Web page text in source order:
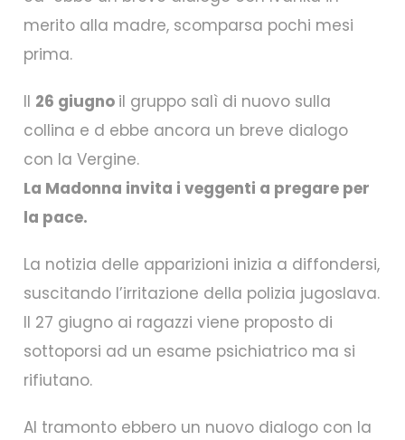
merito alla madre, scomparsa pochi mesi
prima.
Il 26 giugno il gruppo salì di nuovo sulla
collina e d ebbe ancora un breve dialogo
con la Vergine.
La Madonna invita i veggenti a pregare per
la pace.
La notizia delle apparizioni inizia a diffondersi,
suscitando l’irritazione della polizia jugoslava.
Il 27 giugno ai ragazzi viene proposto di
sottoporsi ad un esame psichiatrico ma si
rifiutano.
Al tramonto ebbero un nuovo dialogo con la